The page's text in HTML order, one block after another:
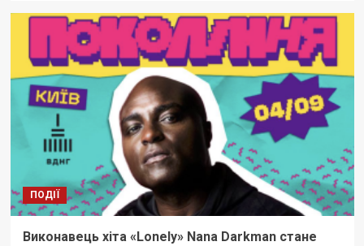
ПОДІЇ
Виконавець хіта «Lonely» Nana Darkman стане